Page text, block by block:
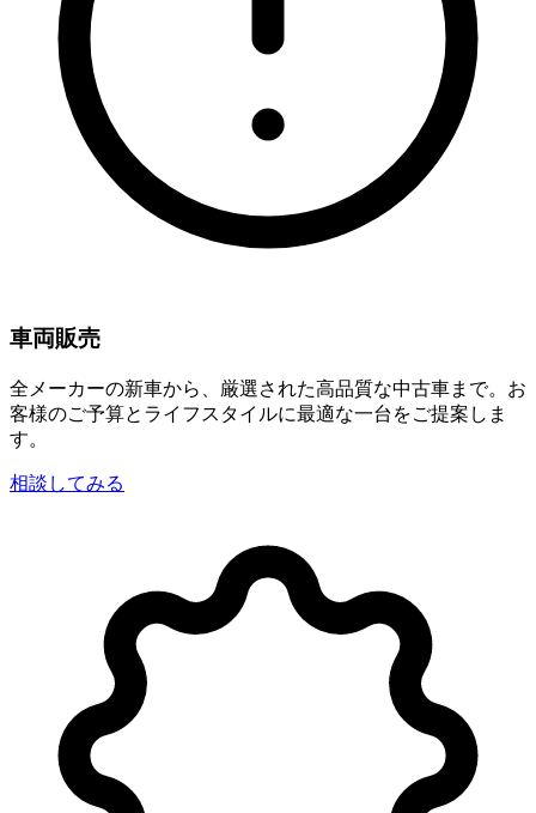
車両販売
全メーカーの新車から、厳選された高品質な中古車まで。お
客様のご予算とライフスタイルに最適な一台をご提案しま
す。
相談してみる